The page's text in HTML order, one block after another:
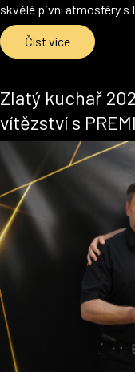
skvělé pivní atmosféry s
Číst více
Zlatý kuchař
vítězství s